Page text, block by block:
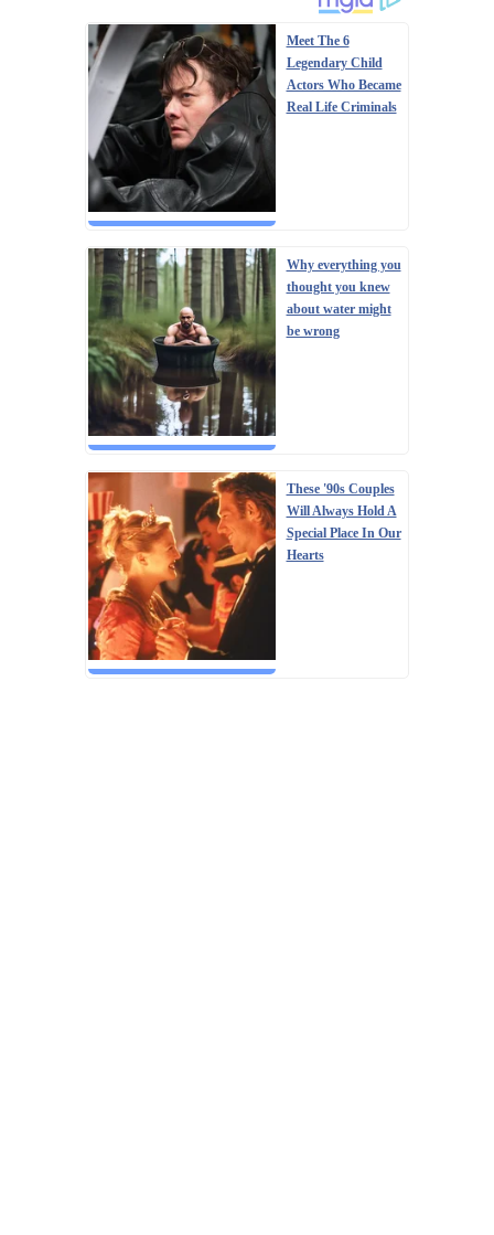
Meet The 6
Legendary Child
Actors Who Became
Real Life Criminals
Why everything you
thought you knew
about water might
be wrong
These '90s Couples
Will Always Hold A
Special Place In Our
Hearts